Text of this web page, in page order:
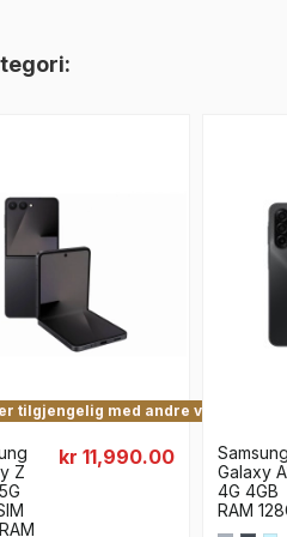
tilgjengelig med andre valg
Z
kr 11,990.00
Samsung
Galaxy
4G 4GB
RAM